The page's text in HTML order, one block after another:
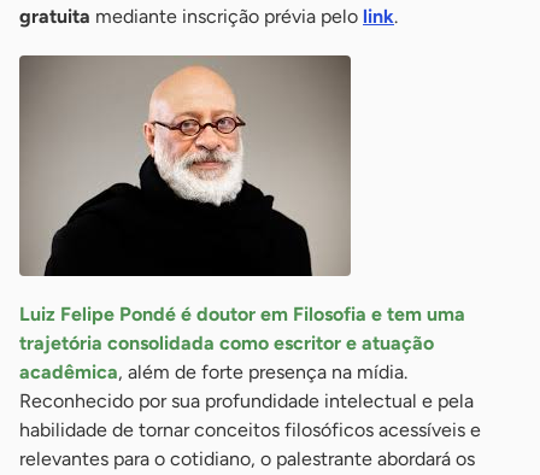
gratuita mediante inscrição prévia pelo link.
Luiz Felipe Pondé é doutor em Filosofia e tem uma
trajetória consolidada como escritor e atuação
acadêmica, além de forte presença na mídia.
Reconhecido por sua profundidade intelectual e pela
habilidade de tornar conceitos filosóficos acessíveis e
relevantes para o cotidiano, o palestrante abordará os